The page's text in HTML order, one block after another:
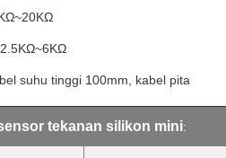
suhu tinggi 100mm, kabel pita
tekanan silikon mini: